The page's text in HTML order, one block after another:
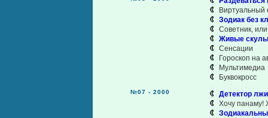
Виртуальный
Зодиак без
Советник,
Живые
Сенсации
Гороскоп на
Мультимедиа
Буквокросс
№07 - 2000
Детектор
Хочу панаму!